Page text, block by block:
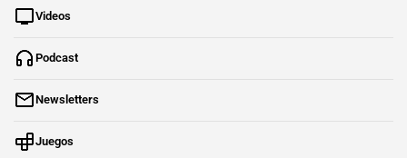
Videos
Podcast
Newsletters
Juegos